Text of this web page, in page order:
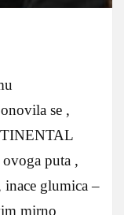
se ,
puta ,
glumica –
mirno